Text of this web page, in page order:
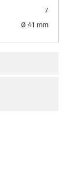
7
Ø 41 mm